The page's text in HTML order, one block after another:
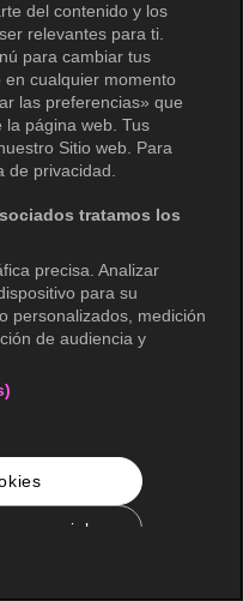
del contenido y los
relevantes para ti.
para cambiar tus
cualquier momento
las preferencias» que
página web. Tus
Sitio web. Para
privacidad.
tratamos los
precisa. Analizar
para su
personalizados, medición
de audiencia y
esenciales